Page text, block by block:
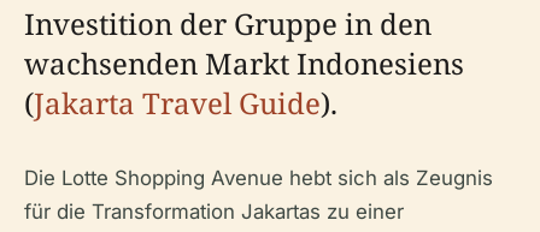
Investition der Gruppe in den
wachsenden Markt Indonesiens
(Jakarta Travel Guide).
Die Lotte Shopping Avenue hebt sich als Zeugnis
für die Transformation Jakartas zu einer